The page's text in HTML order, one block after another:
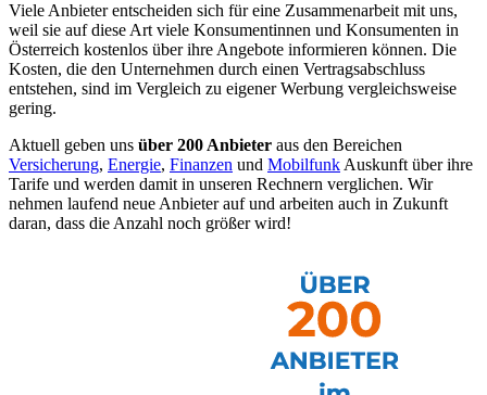
Viele Anbieter entscheiden sich für eine Zusammenarbeit mit uns,
weil sie auf diese Art viele Konsumentinnen und Konsumenten in
Österreich kostenlos über ihre Angebote informieren können. Die
Kosten, die den Unternehmen durch einen Vertragsabschluss
entstehen, sind im Vergleich zu eigener Werbung vergleichsweise
gering.
Aktuell geben uns über 200 Anbieter aus den Bereichen
Versicherung, Energie, Finanzen und Mobilfunk Auskunft über ihre
Tarife und werden damit in unseren Rechnern verglichen. Wir
nehmen laufend neue Anbieter auf und arbeiten auch in Zukunft
daran, dass die Anzahl noch größer wird!